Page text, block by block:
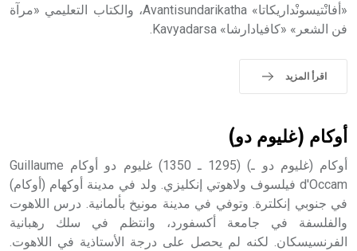
«أفانْتيسونْداريكاتا» Avantisundarikatha، والكتاب التعليمي «مرآة
فن الشعر» «كافيادارشا» Kavyadarsa.
اقرأ المزيد
أوكام (غليوم دو)
أوكام (غليوم دو ـ) (1295 ـ 1350) غليوم دو أوكام Guillaume
d'Occam فيلسوف ولاهوتي إنكليزي. ولد في مدينة أوكهام (أوكام)
في جنوبي إنكلترة. وتوفي في مدينة مونيخ بألمانية. درس اللاهوت
والفلسفة في جامعة أكسفورد، وانتظم في سلك رهبانية
الفرنسيسكان. لكنه لم يحصل على درجة الأستاذية في اللاهوت.